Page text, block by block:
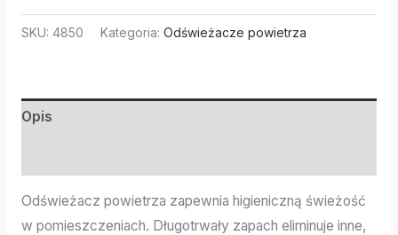
SKU: 4850 Kategoria: Odświeżacze powietrza
Opis
Odświeżacz powietrza zapewnia higieniczną świeżość
w pomieszczeniach. Długotrwały zapach eliminuje inne,